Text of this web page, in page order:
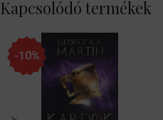
Kapcsolódó termékek
-10%